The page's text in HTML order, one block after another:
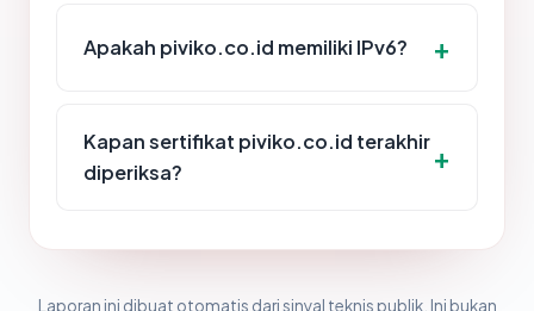
Apakah piviko.co.id memiliki IPv6?
Kapan sertifikat piviko.co.id terakhir
diperiksa?
Laporan ini dibuat otomatis dari sinyal teknis publik. Ini bukan